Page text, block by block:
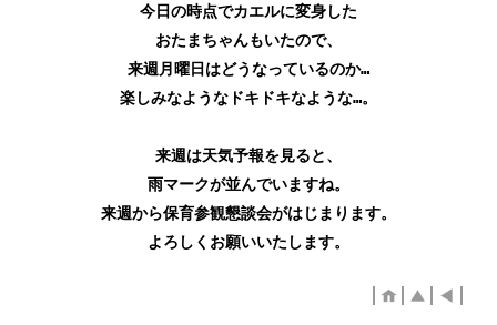
今日の時点でカエルに変身した
おたまちゃんもいたので、
来週月曜日はどうなっているのか…
楽しみなようなドキドキなような…。
来週は天気予報を見ると、
雨マークが並んでいますね。
来週から保育参観懇談会がはじまります。
よろしくお願いいたします。